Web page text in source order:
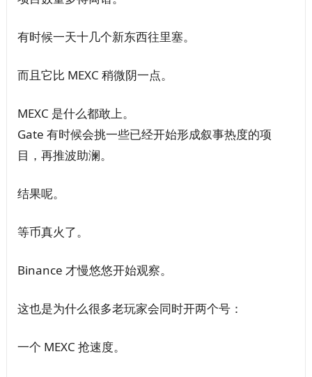
有时候一天十几个新东西往里塞。
而且它比 MEXC 稍微阴一点。
MEXC 是什么都敢上。
Gate 有时候会挑一些已经开始形成叙事热度的项
目，再推波助澜。
结果呢。
等币真火了。
Binance 才慢悠悠开始观察。
这也是为什么很多老玩家会同时开两个号：
一个 MEXC 抢速度。